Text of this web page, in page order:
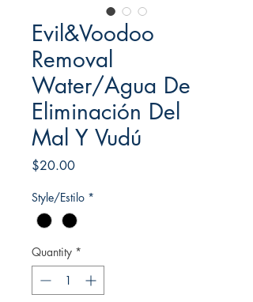
Evil&Voodoo
Removal
Water/Agua De
Eliminación Del
Mal Y Vudú
$20.00Price
Style/Estilo *
Quantity *